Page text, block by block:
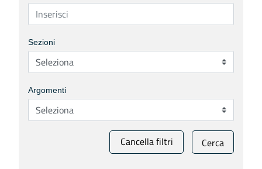
Sezioni
Argomenti
Cancella filtri Cerca